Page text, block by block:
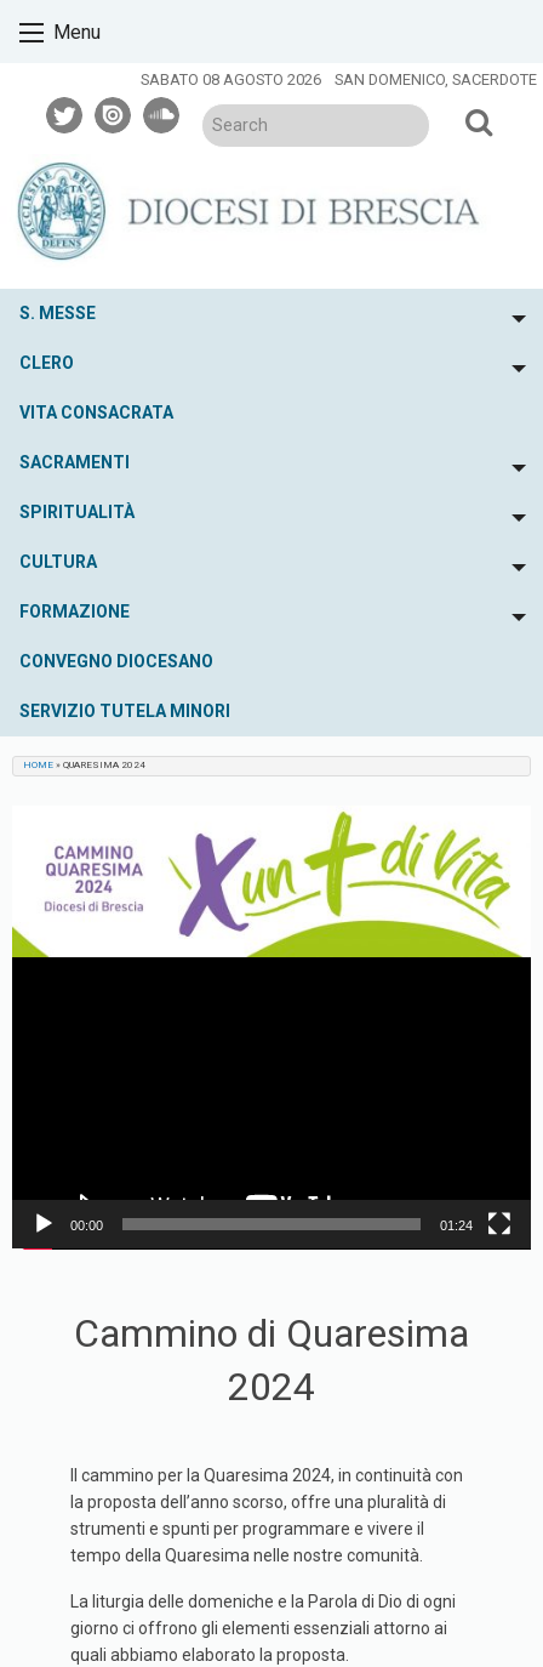
Menu
SABATO 08 AGOSTO 2026 SAN DOMENICO, SACERDOTE
twitterissuusoundcloud
S. MESSE
CLERO
VITA CONSACRATA
SACRAMENTI
SPIRITUALITÀ
CULTURA
FORMAZIONE
CONVEGNO DIOCESANO
SERVIZIO TUTELA MINORI
HOME » QUARESIMA 2024
00:00 01:24
Cammino di Quaresima
2024
Il cammino per la Quaresima 2024, in continuità con
la proposta dell’anno scorso, offre una pluralità di
strumenti e spunti per programmare e vivere il
tempo della Quaresima nelle nostre comunità.
La liturgia delle domeniche e la Parola di Dio di ogni
giorno ci offrono gli elementi essenziali attorno ai
quali abbiamo elaborato la proposta.